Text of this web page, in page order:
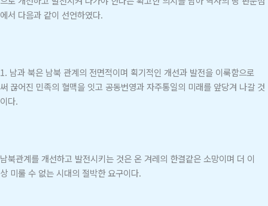
에서 다음과 같이 선언하였다.
1. 남과 북은 남북 관계의 전면적이며 획기적인 개선과 발전을 이룩함으로
써 끊어진 민족의 혈맥을 잇고 공동번영과 자주통일의 미래를 앞당겨 나갈 것
이다.
남북관계를 개선하고 발전시키는 것은 온 겨레의 한결같은 소망이며 더 이
상 미룰 수 없는 시대의 절박한 요구이다.